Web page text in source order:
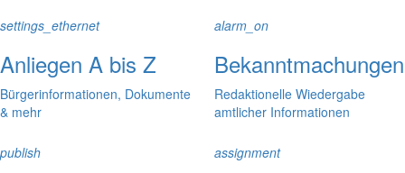
settings_ethernet
Anliegen A bis Z
Bürgerinformationen, Dokumente
& mehr
alarm_on
Bekanntmachungen
Redaktionelle Wiedergabe
amtlicher Informationen
publish assignment